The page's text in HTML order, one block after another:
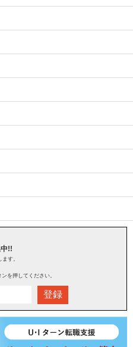
!!
す。
を押してください。
登録